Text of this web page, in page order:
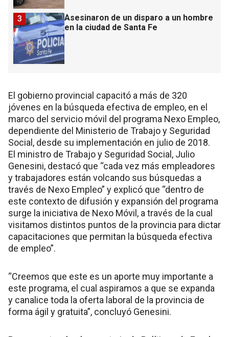
Asesinaron de un disparo a un hombre
en la ciudad de Santa Fe
3
El gobierno provincial capacitó a más de 320
jóvenes en la búsqueda efectiva de empleo, en el
marco del servicio móvil del programa Nexo Empleo,
dependiente del Ministerio de Trabajo y Seguridad
Social, desde su implementación en julio de 2018.
El ministro de Trabajo y Seguridad Social, Julio
Genesini, destacó que “cada vez más empleadores
y trabajadores están volcando sus búsquedas a
través de Nexo Empleo” y explicó que “dentro de
este contexto de difusión y expansión del programa
surge la iniciativa de Nexo Móvil, a través de la cual
visitamos distintos puntos de la provincia para dictar
capacitaciones que permitan la búsqueda efectiva
de empleo”.
“Creemos que este es un aporte muy importante a
este programa, el cual aspiramos a que se expanda
y canalice toda la oferta laboral de la provincia de
forma ágil y gratuita”, concluyó Genesini.